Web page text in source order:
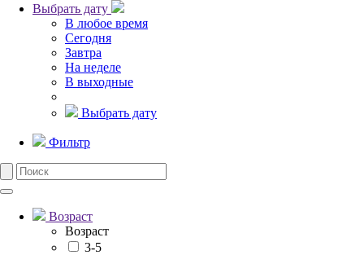
Выбрать дату
В любое время
Сегодня
Завтра
На неделе
В выходные
Выбрать дату
Фильтр
Возраст
Возраст
3-5